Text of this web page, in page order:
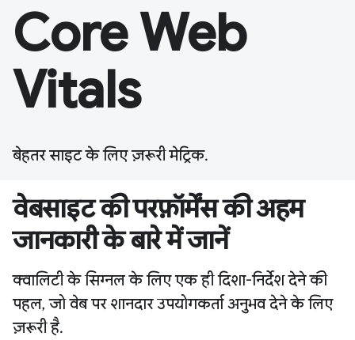
Core Web
Vitals
बेहतर साइट के लिए ज़रूरी मेट्रिक.
वेबसाइट की परफ़ॉर्मेंस की अहम
जानकारी के बारे में जानें
क्वालिटी के सिग्नल के लिए एक ही दिशा-निर्देश देने की
पहल, जो वेब पर शानदार उपयोगकर्ता अनुभव देने के लिए
ज़रूरी है.